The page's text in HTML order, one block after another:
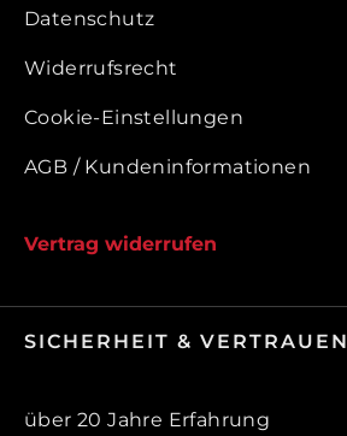
Datenschutz
Widerrufsrecht
Cookie-Einstellungen
AGB / Kundeninformationen
Vertrag widerrufen
SICHERHEIT & VERTRAUEN
über 20 Jahre Erfahrung